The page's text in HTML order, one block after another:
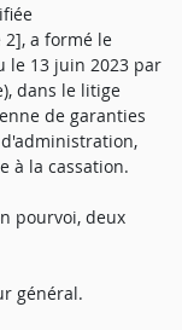
a formé le
le 13 juin 2023 par
dans le litige
de garanties
à la cassation.
pourvoi, deux
général.